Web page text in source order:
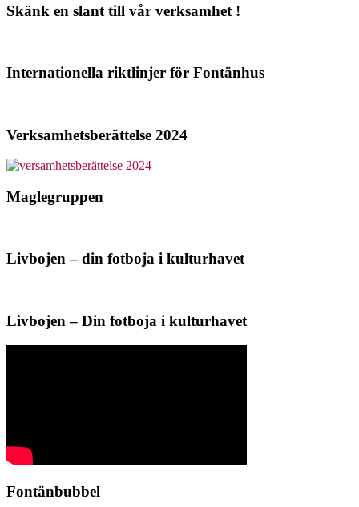
Skänk en slant till vår verksamhet !
Internationella riktlinjer för Fontänhus
Verksamhetsberättelse 2024
Maglegruppen
Livbojen – din fotboja i kulturhavet
Livbojen – Din fotboja i kulturhavet
Fontänbubbel